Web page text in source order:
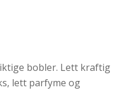
bobler. Lett kraftig
lett parfyme og